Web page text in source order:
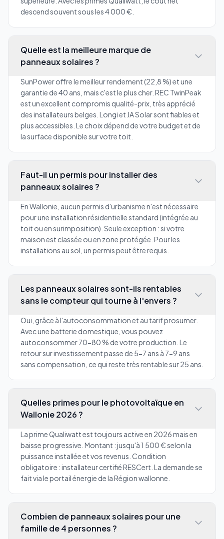
descend souvent sous les 4 000 €.
Quelle est la meilleure marque de
panneaux solaires ?
SunPower offre le meilleur rendement (22,8 %) et une
garantie de 40 ans, mais c'est le plus cher. REC TwinPeak
est un excellent compromis qualité-prix, très apprécié
des installateurs belges. Longi et JA Solar sont fiables et
plus accessibles. Le choix dépend de votre budget et de
la surface disponible sur votre toit.
Faut-il un permis pour installer des
panneaux solaires ?
En Wallonie, aucun permis d'urbanisme n'est nécessaire
pour une installation résidentielle standard (intégrée au
toit ou en surimposition). Seule exception : si votre
maison est classée ou en zone protégée. Pour les
installations au sol, un permis peut être requis.
Les panneaux solaires sont-ils rentables
sans le compteur qui tourne à l'envers ?
Oui, grâce à l'autoconsommation et au tarif prosumer.
Avec une batterie domestique, vous pouvez
autoconsommer 70-80 % de votre production. Le
retour sur investissement passe de 5-7 ans à 7-9 ans
sans compensation, ce qui reste très rentable sur 25 ans.
Quelles primes pour le photovoltaïque en
Wallonie 2026 ?
La prime Qualiwatt est toujours active en 2026 mais en
baisse progressive. Montant : jusqu'à 1 500 € selon la
puissance installée et vos revenus. Condition
obligatoire : installateur certifié RESCert. La demande se
fait via le portail énergie de la Région wallonne.
Combien de panneaux solaires pour une
famille de 4 personnes ?